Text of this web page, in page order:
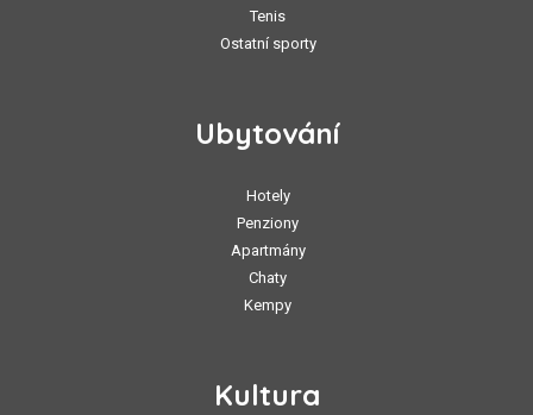
Tenis
Ostatní sporty
Ubytování
Hotely
Penziony
Apartmány
Chaty
Kempy
Kultura